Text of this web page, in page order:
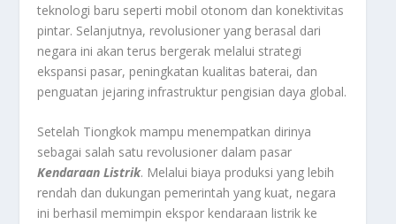
teknologi baru seperti mobil otonom dan konektivitas
pintar. Selanjutnya, revolusioner yang berasal dari
negara ini akan terus bergerak melalui strategi
ekspansi pasar, peningkatan kualitas baterai, dan
penguatan jejaring infrastruktur pengisian daya global.
Setelah Tiongkok mampu menempatkan dirinya
sebagai salah satu revolusioner dalam pasar
Kendaraan Listrik. Melalui biaya produksi yang lebih
rendah dan dukungan pemerintah yang kuat, negara
ini berhasil memimpin ekspor kendaraan listrik ke